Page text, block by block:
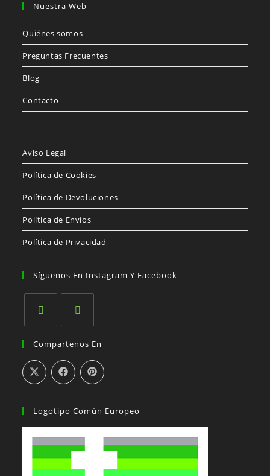
Nuestra Web
Quiénes somos
Preguntas Frecuentes
Blog
Contacto
Aviso Legal
Política de Cookies
Política de Devoluciones
Política de Envíos
Política de Privacidad
Síguenos En Instagram Y Facebook
abre
en
una
pestaña
abre
en
una
pestaña
Compartenos En
Logotipo Común Europeo